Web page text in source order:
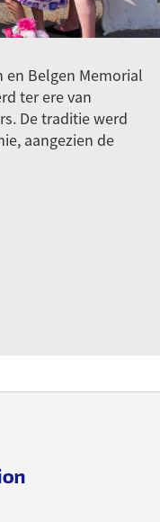
en Belgen Memorial
ter ere van
De traditie werd
aangezien de